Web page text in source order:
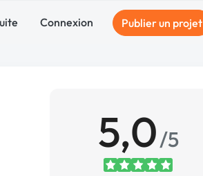
Connexion Publier un projet
5,0/5